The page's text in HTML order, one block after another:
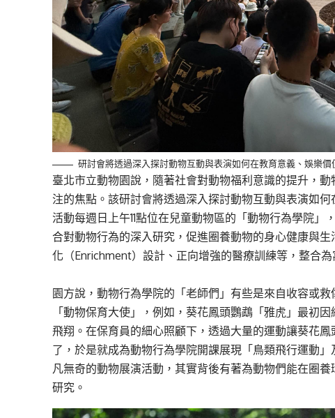
研討會將透過深入探討動物互動與表演如何在教育意義、娛樂
臺北市立動物園說，隨著社會對動物福利意識的提升，
注的焦點。該研討會將透過深入探討動物互動與表演如
活動每週日上午11點位在兒童動物區的「動物行為學院
合對動物行為的深入研究，促進圈養動物的身心健康與
化（Enrichment）設計、正向增強的醫療訓練等，整合
園方說，動物行為學院的「老師們」有些是來自收容或
「動物保育大使」，例如，葵花鳳頭鸚鵡「雅虎」最初
飛翔。在保育員的細心照顧下，透過大量的運動讓葵花
了，於是就成為動物行為學院開課展現「鳥類飛行運動
凡無奇的動物展演活動，其實背後有著為動物們能在圈
研究。